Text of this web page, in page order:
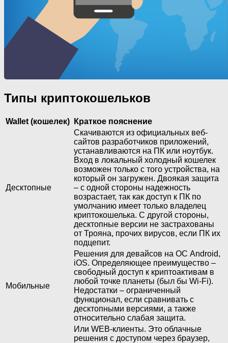
Типы криптокошельков
Wallet (кошелек) Краткое пояснение
Десктопные
Скачиваются из официальных веб-
сайтов разработчиков приложений,
устанавливаются на ПК или ноутбук.
Вход в локальный холодный кошелек
возможен только с того устройства, на
который он загружен. Двоякая защита
– с одной стороны надежность
возрастает, так как доступ к ПК по
умолчанию имеет только владелец
криптокошелька. С другой стороны,
десктопные версии не застрахованы
от Трояна, прочих вирусов, если ПК их
подцепит.
Мобильные
Решения для девайсов на ОС Android,
iOS. Определяющее преимущество –
свободный доступ к криптоактивам в
любой точке планеты (был бы Wi-Fi).
Недостатки – ограниченный
функционал, если сравнивать с
десктопными версиями, а также
относительно слабая защита.
Или WEB-клиенты. Это облачные
решения с доступом через браузер,